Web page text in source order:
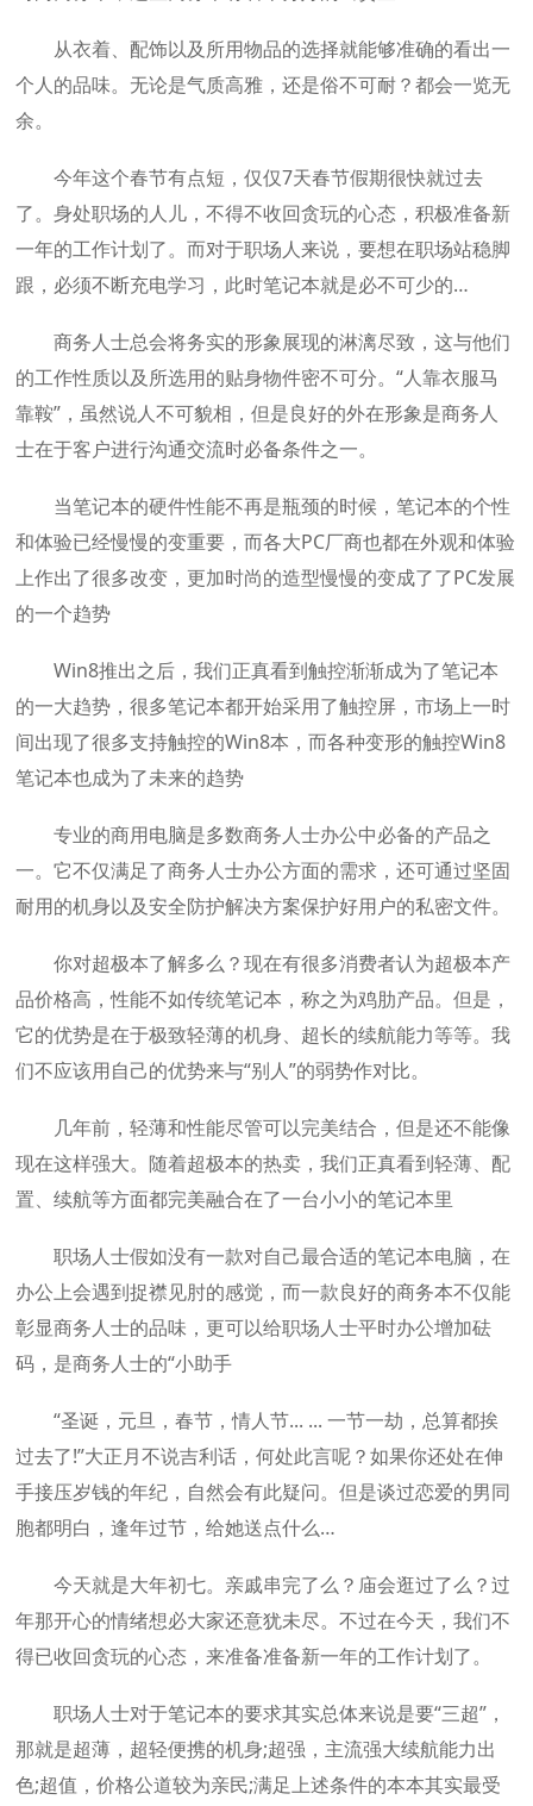
从衣着、配饰以及所用物品的选择就能够准确的看出一
个人的品味。无论是气质高雅，还是俗不可耐？都会一览无
余。
今年这个春节有点短，仅仅7天春节假期很快就过去
了。身处职场的人儿，不得不收回贪玩的心态，积极准备新
一年的工作计划了。而对于职场人来说，要想在职场站稳脚
跟，必须不断充电学习，此时笔记本就是必不可少的…
商务人士总会将务实的形象展现的淋漓尽致，这与他们
的工作性质以及所选用的贴身物件密不可分。“人靠衣服马
靠鞍”，虽然说人不可貌相，但是良好的外在形象是商务人
士在于客户进行沟通交流时必备条件之一。
当笔记本的硬件性能不再是瓶颈的时候，笔记本的个性
和体验已经慢慢的变重要，而各大PC厂商也都在外观和体验
上作出了很多改变，更加时尚的造型慢慢的变成了了PC发展
的一个趋势
Win8推出之后，我们正真看到触控渐渐成为了笔记本
的一大趋势，很多笔记本都开始采用了触控屏，市场上一时
间出现了很多支持触控的Win8本，而各种变形的触控Win8
笔记本也成为了未来的趋势
专业的商用电脑是多数商务人士办公中必备的产品之
一。它不仅满足了商务人士办公方面的需求，还可通过坚固
耐用的机身以及安全防护解决方案保护好用户的私密文件。
你对超极本了解多么？现在有很多消费者认为超极本产
品价格高，性能不如传统笔记本，称之为鸡肋产品。但是，
它的优势是在于极致轻薄的机身、超长的续航能力等等。我
们不应该用自己的优势来与“别人”的弱势作对比。
几年前，轻薄和性能尽管可以完美结合，但是还不能像
现在这样强大。随着超极本的热卖，我们正真看到轻薄、配
置、续航等方面都完美融合在了一台小小的笔记本里
职场人士假如没有一款对自己最合适的笔记本电脑，在
办公上会遇到捉襟见肘的感觉，而一款良好的商务本不仅能
彰显商务人士的品味，更可以给职场人士平时办公增加砝
码，是商务人士的“小助手
“圣诞，元旦，春节，情人节... ... 一节一劫，总算都挨
过去了!”大正月不说吉利话，何处此言呢？如果你还处在伸
手接压岁钱的年纪，自然会有此疑问。但是谈过恋爱的男同
胞都明白，逢年过节，给她送点什么…
今天就是大年初七。亲戚串完了么？庙会逛过了么？过
年那开心的情绪想必大家还意犹未尽。不过在今天，我们不
得已收回贪玩的心态，来准备准备新一年的工作计划了。
职场人士对于笔记本的要求其实总体来说是要“三超”，
那就是超薄，超轻便携的机身;超强，主流强大续航能力出
色;超值，价格公道较为亲民;满足上述条件的本本其实最受